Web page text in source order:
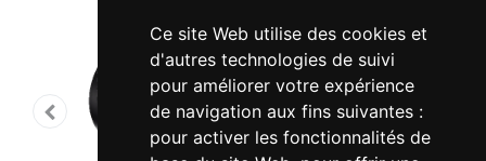
Ce site Web utilise des cookies et
d'autres technologies de suivi
pour améliorer votre expérience
de navigation aux fins suivantes :
pour activer les fonctionnalités de